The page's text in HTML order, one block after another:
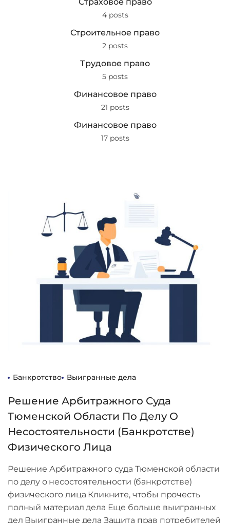
4 posts
Строительное право
2 posts
Трудовое право
5 posts
Финансовое право
21 posts
Финансовое право
17 posts
Банкротство Выигранные дела
Решение Арбитражного Суда
Тюменской Области По Делу О
Несостоятельности (банкротстве)
Физического Лица
Решение Арбитражного суда Тюменской области
по делу о несостоятельности (банкротстве)
физического лица Кликните, чтобы прочесть
полный материал дела Еще больше выигранных
дел Выигранные дела Защита прав потребителей